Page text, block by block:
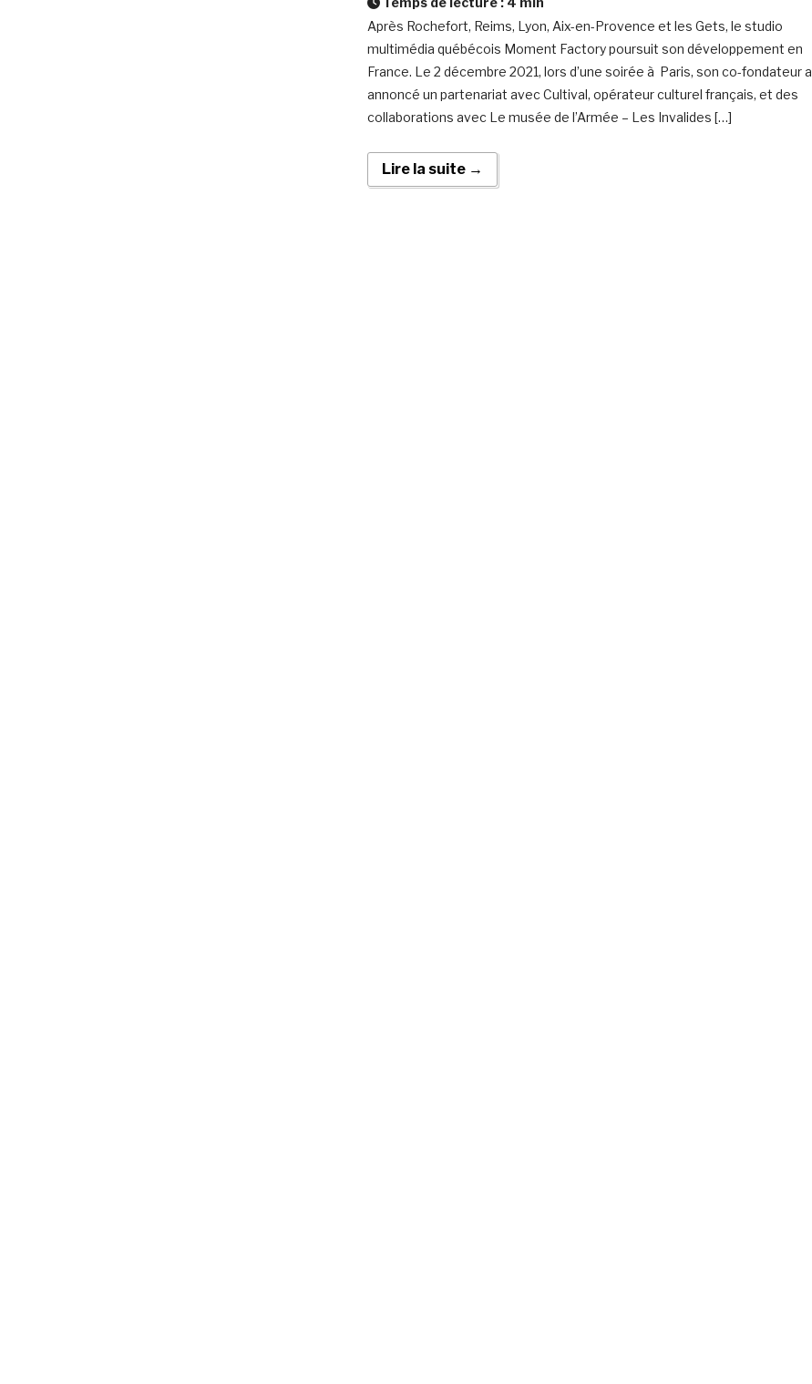
Après Rochefort, Reims, Lyon, Aix-en-Provence et les Gets, le studio
multimédia québécois Moment Factory poursuit son développement en
France. Le 2 décembre 2021, lors d’une soirée à Paris, son co-fondateur a
annoncé un partenariat avec Cultival, opérateur culturel français, et des
collaborations avec Le musée de l’Armée – Les Invalides […]
Lire la suite →